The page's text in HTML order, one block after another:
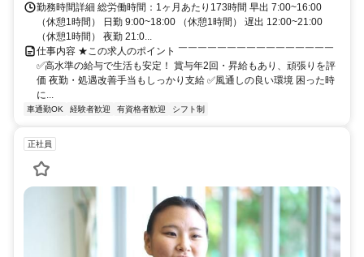
勤務時間詳細 総労働時間：1ヶ月あたり173時間 早出 7:00~16:00
（休憩1時間） 日勤 9:00~18:00 （休憩1時間） 遅出 12:00~21:00
（休憩1時間） 夜勤 21:0...
仕事内容 ★この求人のポイント ￣￣￣￣￣￣￣￣￣￣￣￣￣￣￣￣
✅高水準の給与で生活も安定！ 賞与年2回・昇給もあり、頑張りを評
価 夜勤・処遇改善手当もしっかり支給 ✅風通しの良い環境 困った時
に...
車通勤OK 経験者歓迎 有資格者歓迎 シフト制
正社員